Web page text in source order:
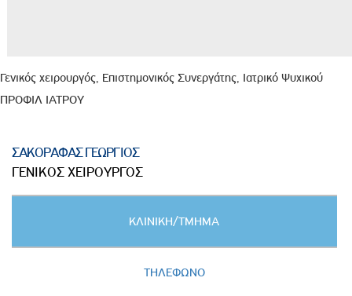
Γενικός χειρουργός, Επιστημονικός Συνεργάτης, Ιατρικό Ψυχικού
ΠΡΟΦΙΛ ΙΑΤΡΟΥ
ΣΑΚΟΡΑΦΑΣ ΓΕΩΡΓΙΟΣ
ΓΕΝΙΚΟΣ ΧΕΙΡΟΥΡΓΟΣ
ΚΛΙΝΙΚΗ/ΤΜΗΜΑ
ΤΗΛΕΦΩΝΟ